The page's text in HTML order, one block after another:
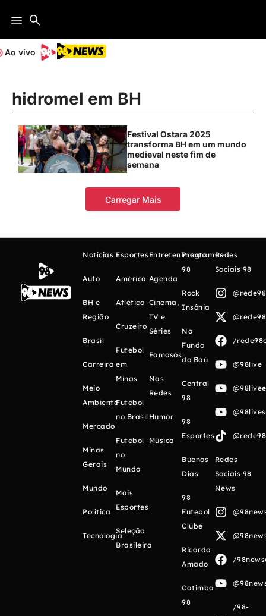
Ao vivo
hidromel em BH
Festival Ostara 2025
transforma BH em um mundo
medieval neste fim de
semana
Carregar Mais
Notícias
Auto
BH e
Região
Brasil
Carreira
Meio
Ambiente
Mercado
Minas
Gerais
Mundo
Política
Tecnologia
Esportes
América
Atlético
Cruzeiro
Futebol
em
Minas
Futebol
no Brasil
Futebol
no
Mundo
Mais
Esportes
Seleção
Brasileira
Entretenimento
Agenda
Cinema,
TV e
Séries
Famosos
Nas
Redes
Humor
Música
Programas
98
Rock
Insônia
No
Fundo
do Baú
Central
98
98
Esportes
Buenos
Días
98
Futebol
Clube
Ricardo
Amado
Catimba
98
Redes
Sociais 98
/
@98live
Redes
Sociais 98
News
/
/98-